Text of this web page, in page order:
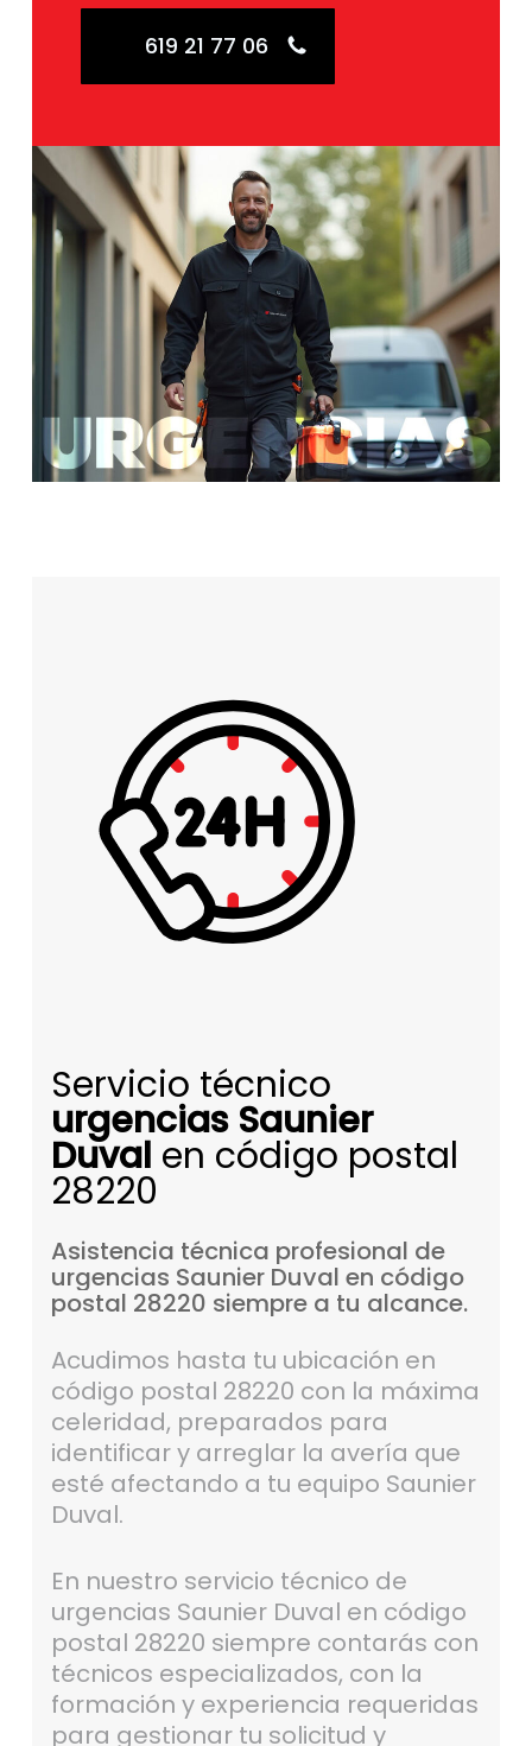
619 21 77 06
Servicio técnico
urgencias Saunier
Duval en código postal
28220
Asistencia técnica profesional de
urgencias Saunier Duval en código
postal 28220 siempre a tu alcance.
Acudimos hasta tu ubicación en
código postal 28220 con la máxima
celeridad, preparados para
identificar y arreglar la avería que
esté afectando a tu equipo Saunier
Duval.
En nuestro servicio técnico de
urgencias Saunier Duval en código
postal 28220 siempre contarás con
técnicos especializados, con la
formación y experiencia requeridas
para gestionar tu solicitud y